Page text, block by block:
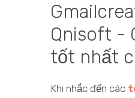
Qnisoft -
tốt nhất
Khi nhắc đến các